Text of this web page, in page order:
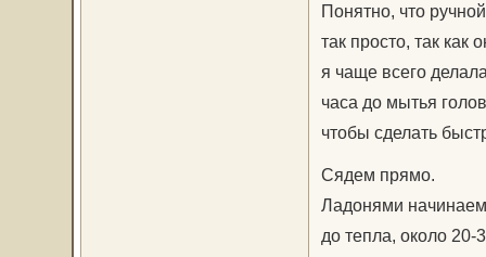
Понятно, что
так просто, так
я чаще всего
часа до мытья
чтобы сделать
Сядем прямо.
Ладонями начинаем
до тепла, около 20-